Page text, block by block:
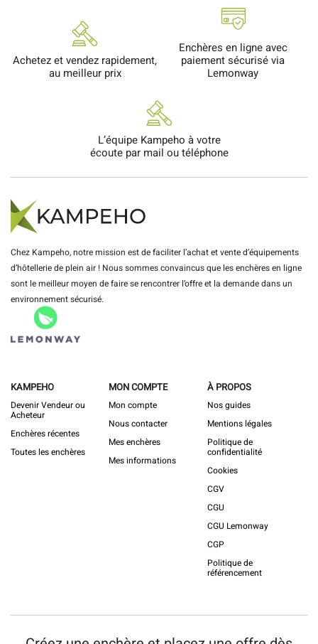
Achetez et vendez rapidement,
au meilleur prix
Enchères en ligne avec
paiement sécurisé via
Lemonway
L’équipe Kampeho à votre
écoute par mail ou téléphone
Chez Kampeho, notre mission est de faciliter l’achat et vente d’équipements
d’hôtellerie de plein air ! Nous sommes convaincus que les enchères en ligne
sont le meilleur moyen de faire se rencontrer l’offre et la demande dans un
environnement sécurisé.
KAMPEHO
Devenir Vendeur ou
Acheteur
Enchères récentes
Toutes les enchères
MON COMPTE
Mon compte
Nous contacter
Mes enchères
Mes informations
À PROPOS
Nos guides
Mentions légales
Politique de
confidentialité
Cookies
CGV
CGU
CGU Lemonway
CGP
Politique de
référencement